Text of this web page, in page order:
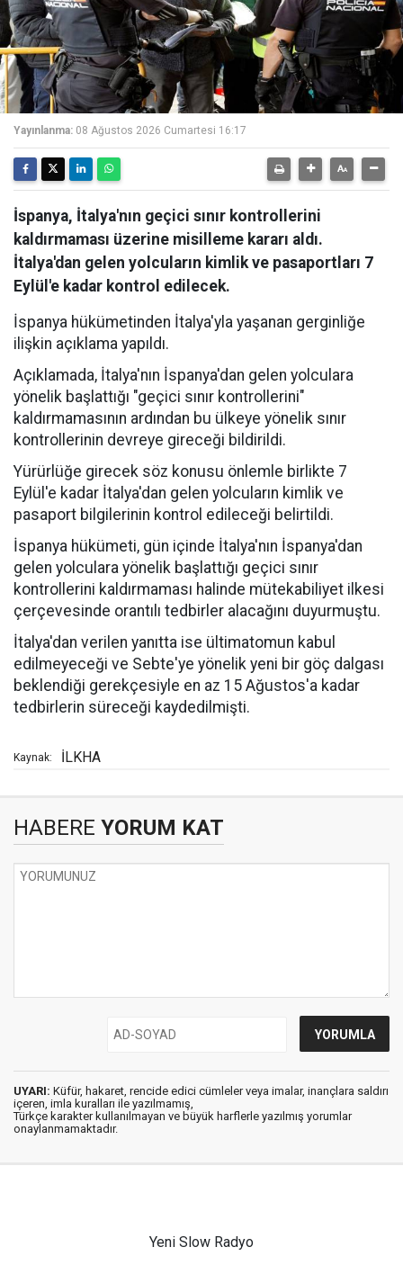
Yayınlanma: 08 Ağustos 2026 Cumartesi 16:17
İspanya, İtalya'nın geçici sınır kontrollerini
kaldırmaması üzerine misilleme kararı aldı.
İtalya'dan gelen yolcuların kimlik ve pasaportları 7
Eylül'e kadar kontrol edilecek.
İspanya hükümetinden İtalya'yla yaşanan gerginliğe
ilişkin açıklama yapıldı.
Açıklamada, İtalya'nın İspanya'dan gelen yolculara
yönelik başlattığı "geçici sınır kontrollerini"
kaldırmamasının ardından bu ülkeye yönelik sınır
kontrollerinin devreye gireceği bildirildi.
Yürürlüğe girecek söz konusu önlemle birlikte 7
Eylül'e kadar İtalya'dan gelen yolcuların kimlik ve
pasaport bilgilerinin kontrol edileceği belirtildi.
İspanya hükümeti, gün içinde İtalya'nın İspanya'dan
gelen yolculara yönelik başlattığı geçici sınır
kontrollerini kaldırmaması halinde mütekabiliyet ilkesi
çerçevesinde orantılı tedbirler alacağını duyurmuştu.
İtalya'dan verilen yanıtta ise ültimatomun kabul
edilmeyeceği ve Sebte'ye yönelik yeni bir göç dalgası
beklendiği gerekçesiyle en az 15 Ağustos'a kadar
tedbirlerin süreceği kaydedilmişti.
Kaynak: İLKHA
HABERE YORUM KAT
UYARI: Küfür, hakaret, rencide edici cümleler veya imalar, inançlara saldırı
içeren, imla kuralları ile yazılmamış,
Türkçe karakter kullanılmayan ve büyük harflerle yazılmış yorumlar
onaylanmamaktadır.
Yeni Slow Radyo